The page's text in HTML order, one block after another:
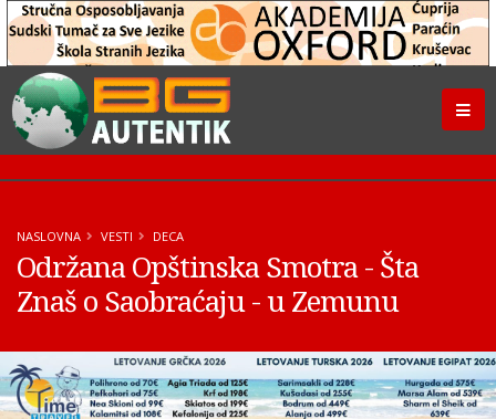
NASLOVNA VESTI DECA
Održana Opštinska Smotra - Šta
Znaš o Saobraćaju - u Zemunu